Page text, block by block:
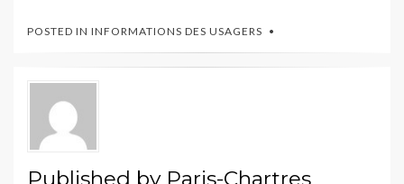
POSTED IN INFORMATIONS DES USAGERS